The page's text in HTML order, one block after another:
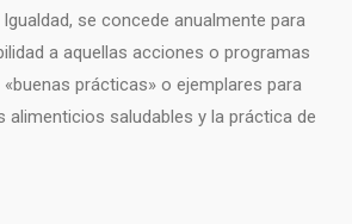
se concede anualmente para
a aquellas acciones o programas
prácticas» o ejemplares para
alimenticios saludables y la práctica de